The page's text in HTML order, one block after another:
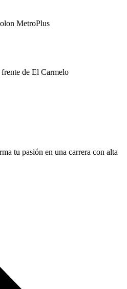
MetroPlus
de El Carmelo
tu pasión en una carrera con alta